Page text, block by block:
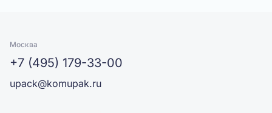
Москва
+7 (495) 179-33-00
upack@komupak.ru